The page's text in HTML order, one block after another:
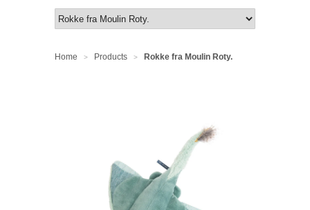
Home > Products > Rokke fra Moulin Roty.